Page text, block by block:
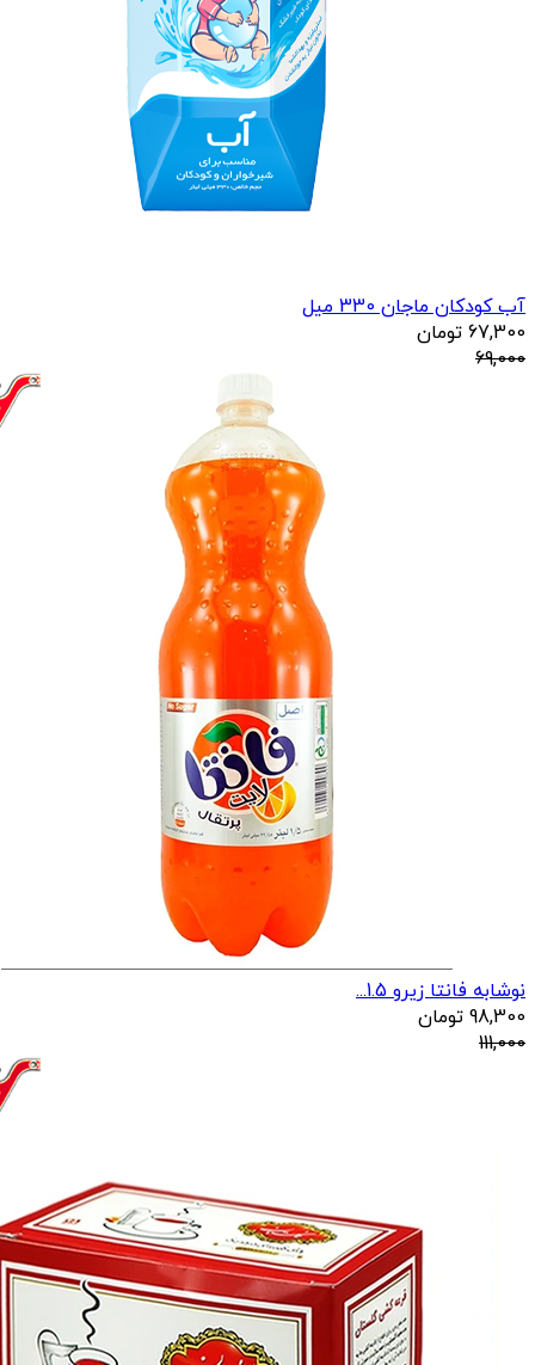
آب کودکان ماجان 330 میل
67,300 تومان
69,000
نوشابه فانتا زیرو 1.5...
98,300 تومان
111,000